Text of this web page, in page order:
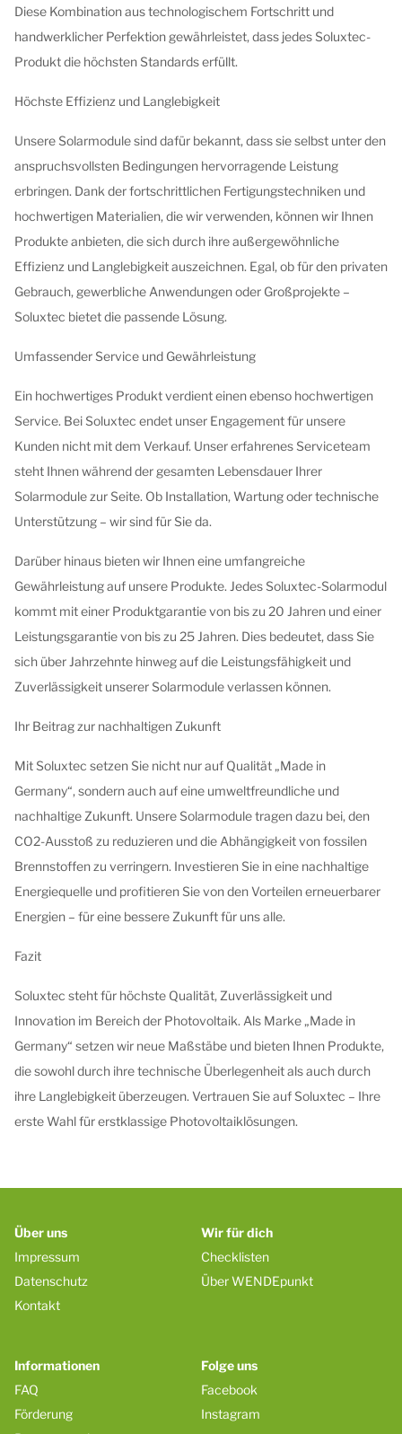
Diese Kombination aus technologischem Fortschritt und
handwerklicher Perfektion gewährleistet, dass jedes Soluxtec-
Produkt die höchsten Standards erfüllt.
Höchste Effizienz und Langlebigkeit
Unsere Solarmodule sind dafür bekannt, dass sie selbst unter den
anspruchsvollsten Bedingungen hervorragende Leistung
erbringen. Dank der fortschrittlichen Fertigungstechniken und
hochwertigen Materialien, die wir verwenden, können wir Ihnen
Produkte anbieten, die sich durch ihre außergewöhnliche
Effizienz und Langlebigkeit auszeichnen. Egal, ob für den privaten
Gebrauch, gewerbliche Anwendungen oder Großprojekte –
Soluxtec bietet die passende Lösung.
Umfassender Service und Gewährleistung
Ein hochwertiges Produkt verdient einen ebenso hochwertigen
Service. Bei Soluxtec endet unser Engagement für unsere
Kunden nicht mit dem Verkauf. Unser erfahrenes Serviceteam
steht Ihnen während der gesamten Lebensdauer Ihrer
Solarmodule zur Seite. Ob Installation, Wartung oder technische
Unterstützung – wir sind für Sie da.
Darüber hinaus bieten wir Ihnen eine umfangreiche
Gewährleistung auf unsere Produkte. Jedes Soluxtec-Solarmodul
kommt mit einer Produktgarantie von bis zu 20 Jahren und einer
Leistungsgarantie von bis zu 25 Jahren. Dies bedeutet, dass Sie
sich über Jahrzehnte hinweg auf die Leistungsfähigkeit und
Zuverlässigkeit unserer Solarmodule verlassen können.
Ihr Beitrag zur nachhaltigen Zukunft
Mit Soluxtec setzen Sie nicht nur auf Qualität „Made in
Germany“, sondern auch auf eine umweltfreundliche und
nachhaltige Zukunft. Unsere Solarmodule tragen dazu bei, den
CO2-Ausstoß zu reduzieren und die Abhängigkeit von fossilen
Brennstoffen zu verringern. Investieren Sie in eine nachhaltige
Energiequelle und profitieren Sie von den Vorteilen erneuerbarer
Energien – für eine bessere Zukunft für uns alle.
Fazit
Soluxtec steht für höchste Qualität, Zuverlässigkeit und
Innovation im Bereich der Photovoltaik. Als Marke „Made in
Germany“ setzen wir neue Maßstäbe und bieten Ihnen Produkte,
die sowohl durch ihre technische Überlegenheit als auch durch
ihre Langlebigkeit überzeugen. Vertrauen Sie auf Soluxtec – Ihre
erste Wahl für erstklassige Photovoltaiklösungen.
Über uns
Impressum
Datenschutz
Kontakt
Wir für dich
Checklisten
Über WENDEpunkt
Informationen
FAQ
Förderung
Folge uns
Facebook
Instagram